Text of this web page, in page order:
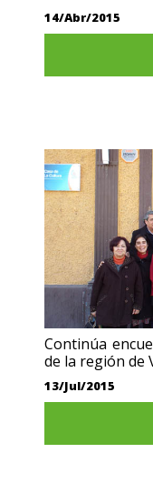
14/Abr/2015
Continúa
de la región de
13/Jul/2015